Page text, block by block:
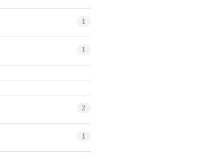
1
1
2
1